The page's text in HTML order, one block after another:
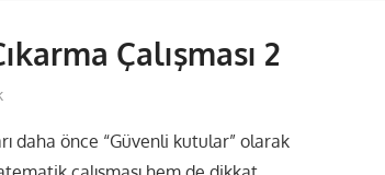
Çalışması 2
daha önce “Güvenli kutular” olarak